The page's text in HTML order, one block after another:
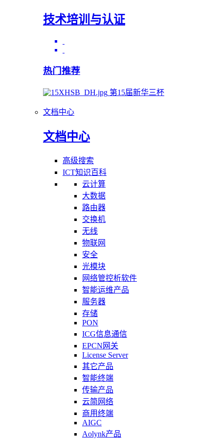
技术培训与认证
热门推荐
第15届新华三杯
文档中心
文档中心
高级搜索
ICT知识百科
云计算
大数据
路由器
交换机
无线
物联网
安全
光模块
网络管控析软件
智能运维产品
服务器
存储
PON
ICG信息通信
EPCN网关
License Server
其它产品
智能终端
传输产品
云简网络
商用终端
AIGC
Aolynk产品